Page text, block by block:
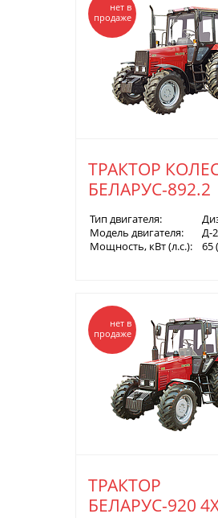
нет в
продаже
ТРАКТОР
БЕЛАРУС-892.2
Тип двигателя:
Модель двигателя:
Д-
Мощность, кВт (л.с.):
65
нет в
продаже
ТРАКТОР
БЕЛАРУС-920